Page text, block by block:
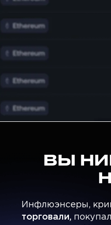
ВЫ
Инфлюэнсеры,
торговали,